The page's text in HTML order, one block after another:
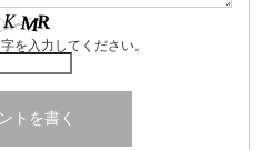
を入力してください。